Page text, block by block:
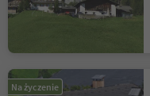
Na życzenie